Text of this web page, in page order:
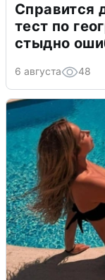
Справится
тест по
стыдно
6 августа 48